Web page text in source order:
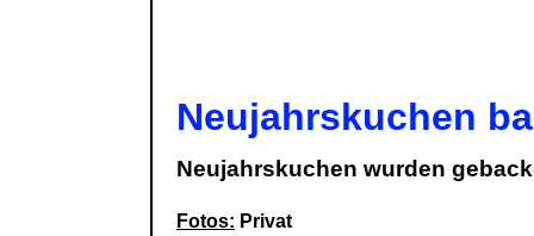
Neujahrskuchen
Neujahrskuchen wurden
Fotos: Privat